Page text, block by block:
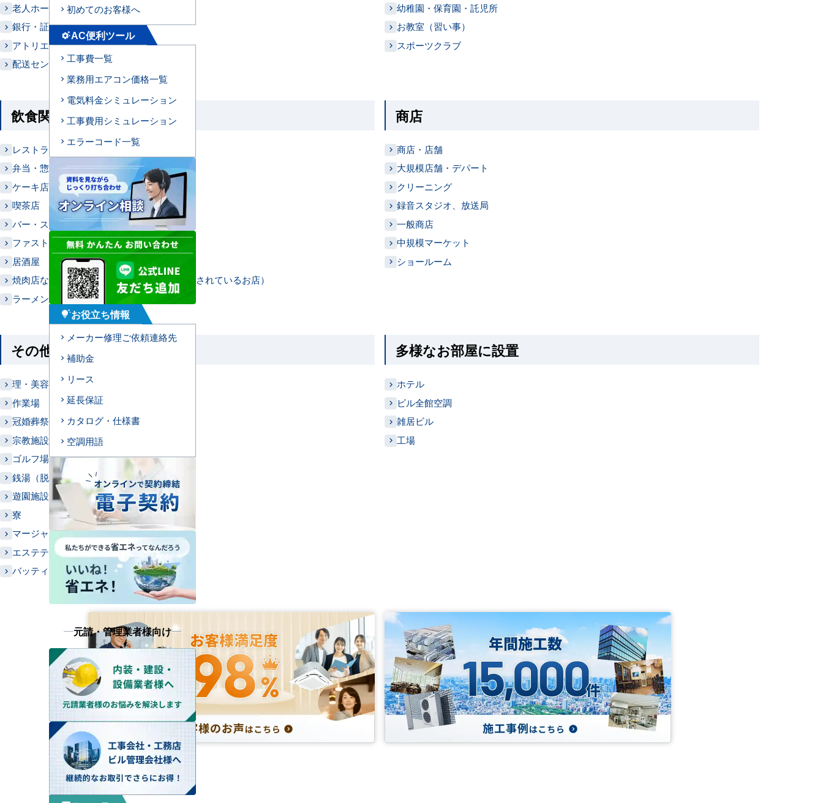
老人ホーム・ケアハウス
銀行・証券・金融機関
アトリエ
配送センター
幼稚園・保育園・託児所
お教室（習い事）
スポーツクラブ
飲食関係
レストラン
弁当・惣菜・たこ焼き屋
ケーキ店、パン屋
喫茶店
バー・スナック・クラブ
ファストフード
居酒屋
焼肉店など（鉄板・七輪・コンロなどが設置されているお店）
ラーメン屋
商店
商店・店舗
大規模店舗・デパート
クリーニング
録音スタジオ、放送局
一般商店
中規模マーケット
ショールーム
その他
理・美容室
作業場
冠婚葬祭施設（結婚式場・葬儀場など）
宗教施設（お寺・神社・教会など）
ゴルフ場
銭湯（脱衣所）
遊園施設
寮
マージャン店
エステティックサロン
バッティングセンター
多様なお部屋に設置
ホテル
ビル全館空調
雑居ビル
工場
初めてのお客様へ
settings_suggestAC便利ツール
工事費一覧
業務用エアコン価格一覧
電気料金シミュレーション
工事費用シミュレーション
エラーコード一覧
tips_and_updatesお役立ち情報
メーカー修理ご依頼連絡先
補助金
リース
延長保証
カタログ・仕様書
空調用語
元請・管理業者様向け